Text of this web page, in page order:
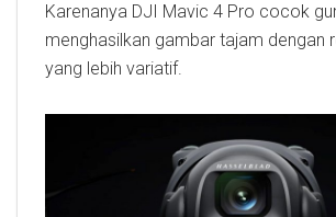
Karenanya DJI Mavic 4 Pro cocok
menghasilkan gambar tajam dengan
yang lebih variatif.